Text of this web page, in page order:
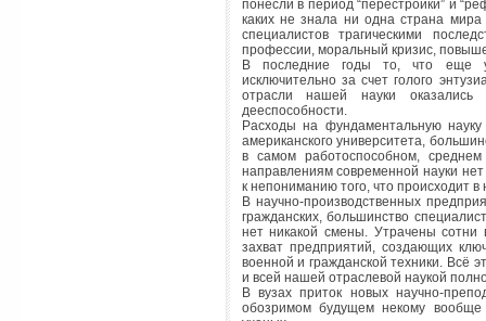
понесли в период “перестройки” и
каких не знала ни одна страна
специалистов трагическими
профессии, моральный кризис,
В последние годы то, что еще
исключительно за счет голого
отрасли нашей науки
дееспособности.
Расходы на фундаментальную
американского университета,
в самом работоспособном,
направлениям современной науки
к непониманию того, что происходит в
В научно-производственных
гражданских, большинство
нет никакой смены. Утрачены сотни
захват предприятий, создающих
военной и гражданской техники. Всё
и всей нашей отраслевой наукой
В вузах приток новых научно-
обозримом будущем некому